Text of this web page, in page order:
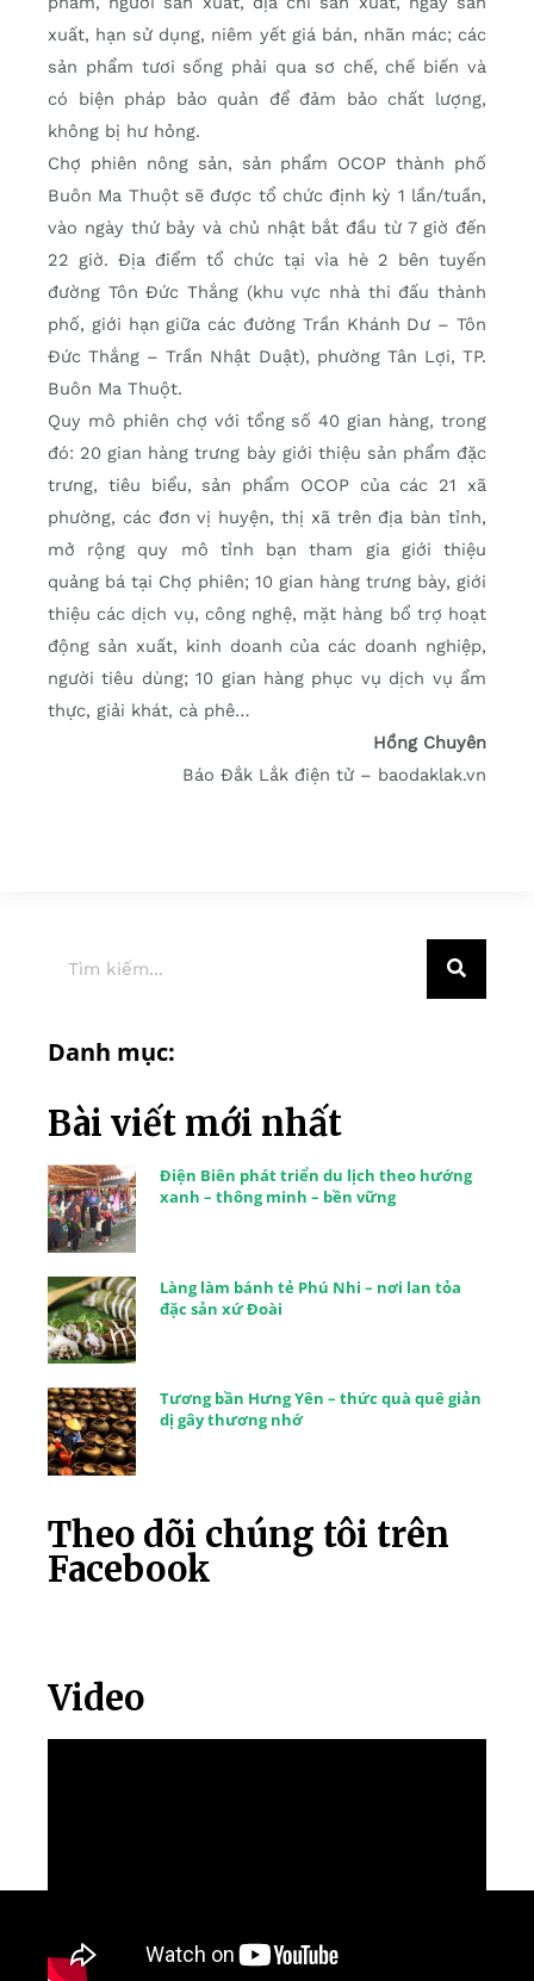
xuất, hạn sử dụng, niêm yết giá bán, nhãn mác; các
sản phẩm tươi sống phải qua sơ chế, chế biến và
có biện pháp bảo quản để đảm bảo chất lượng,
không bị hư hỏng.
Chợ phiên nông sản, sản phẩm OCOP thành phố
Buôn Ma Thuột sẽ được tổ chức định kỳ 1 lần/tuần,
vào ngày thứ bảy và chủ nhật bắt đầu từ 7 giờ đến
22 giờ. Địa điểm tổ chức tại vỉa hè 2 bên tuyến
đường Tôn Đức Thắng (khu vực nhà thi đấu thành
phố, giới hạn giữa các đường Trần Khánh Dư – Tôn
Đức Thắng – Trần Nhật Duật), phường Tân Lợi, TP.
Buôn Ma Thuột.
Quy mô phiên chợ với tổng số 40 gian hàng, trong
đó: 20 gian hàng trưng bày giới thiệu sản phẩm đặc
trưng, tiêu biểu, sản phẩm OCOP của các 21 xã
phường, các đơn vị huyện, thị xã trên địa bàn tỉnh,
mở rộng quy mô tỉnh bạn tham gia giới thiệu
quảng bá tại Chợ phiên; 10 gian hàng trưng bày, giới
thiệu các dịch vụ, công nghệ, mặt hàng bổ trợ hoạt
động sản xuất, kinh doanh của các doanh nghiệp,
người tiêu dùng; 10 gian hàng phục vụ dịch vụ ẩm
thực, giải khát, cà phê…
Hồng Chuyên
Báo Đắk Lắk điện tử – baodaklak.vn
Danh mục:
Bài viết mới nhất
Điện Biên phát triển du lịch theo hướng
xanh – thông minh – bền vững
Làng làm bánh tẻ Phú Nhi – nơi lan tỏa
đặc sản xứ Đoài
Tương bần Hưng Yên – thức quà quê giản
dị gây thương nhớ
Theo dõi chúng tôi trên
Facebook
Video